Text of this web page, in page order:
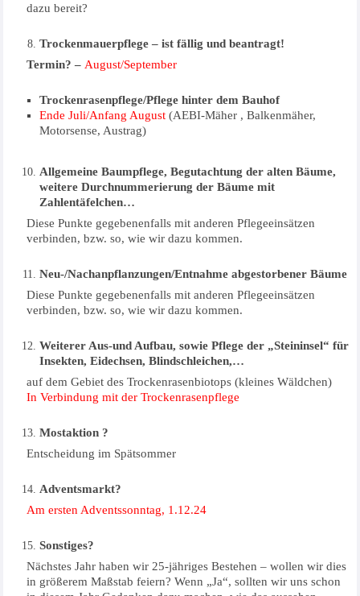
dazu bereit?
Trockenmauerpflege – ist fällig und beantragt!
Termin? – August/September
Trockenrasenpflege/Pflege hinter dem Bauhof
Ende Juli/Anfang August (AEBI-Mäher , Balkenmäher,
Motorsense, Austrag)
Allgemeine Baumpflege, Begutachtung der alten Bäume,
weitere Durchnummerierung der Bäume mit
Zahlentäfelchen…
Diese Punkte gegebenenfalls mit anderen Pflegeeinsätzen
verbinden, bzw. so, wie wir dazu kommen.
Neu-/Nachanpflanzungen/Entnahme abgestorbener Bäume
Diese Punkte gegebenenfalls mit anderen Pflegeeinsätzen
verbinden, bzw. so, wie wir dazu kommen.
Weiterer Aus-und Aufbau, sowie Pflege der „Steininsel“ für
Insekten, Eidechsen, Blindschleichen,…
auf dem Gebiet des Trockenrasenbiotops (kleines Wäldchen)
In Verbindung mit der Trockenrasenpflege
Mostaktion ?
Entscheidung im Spätsommer
Adventsmarkt?
Am ersten Adventssonntag, 1.12.24
Sonstiges?
Nächstes Jahr haben wir 25-jähriges Bestehen – wollen wir dies
in größerem Maßstab feiern? Wenn „Ja“, sollten wir uns schon